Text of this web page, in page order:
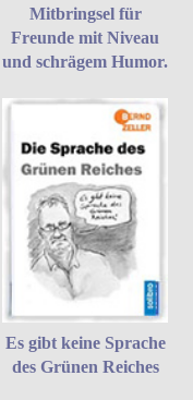
Mitbringsel für
Freunde mit Niveau
und schrägem Humor.
Es gibt keine Sprache
des Grünen Reiches